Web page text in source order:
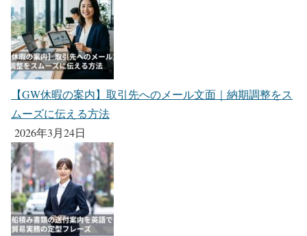
【GW休暇の案内】取引先へのメール文面｜納期調整をス
ムーズに伝える方法
2026年3月24日